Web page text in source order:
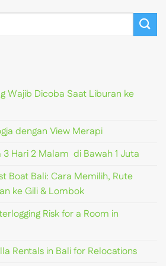
Wajib Dicoba Saat Liburan ke
dengan View Merapi
3 Hari 2 Malam di Bawah 1 Juta
Boat Bali: Cara Memilih, Rute
ke Gili & Lombok
Risk for a Room in
Rentals in Bali for Relocations